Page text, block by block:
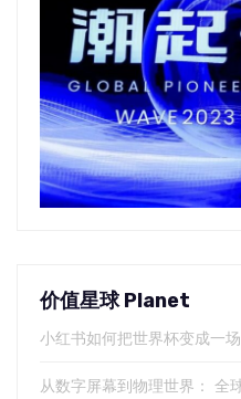
价值星球 Planet
小红书如何把世界杯变成一
从数字屏幕到物理世界： 全